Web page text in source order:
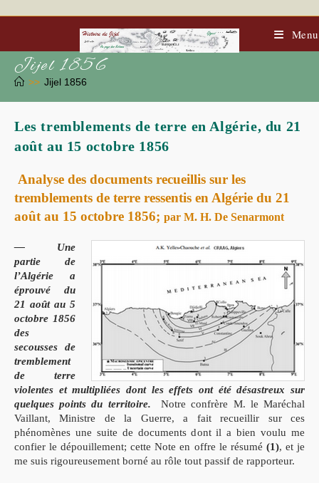
to
Menu
Jijel 1856
>> Jijel 1856
Les tremblements de terre en Algérie, du 21
août au 15 octobre 1856
Analyse des documents recueillis sur les
tremblements de terre ressentis en Algérie du 21
août au 15 octobre 1856; par M. H. De Senarmont
— Une
partie de
l’Algérie a
éprouvé du
21 août au 5
octobre 1856
des
secousses de
tremblement
de terre
violentes et multipliées dont les effets ont été désastreux sur
quelques points du territoire.
Notre confrère M. le Maréchal
Vaillant, Ministre de la Guerre, a fait recueillir sur ces
phénomènes une suite de documents dont il a bien voulu me
confier le dépouillement; cette Note en offre le résumé (1), et je
me suis rigoureusement borné au rôle tout passif de rapporteur.